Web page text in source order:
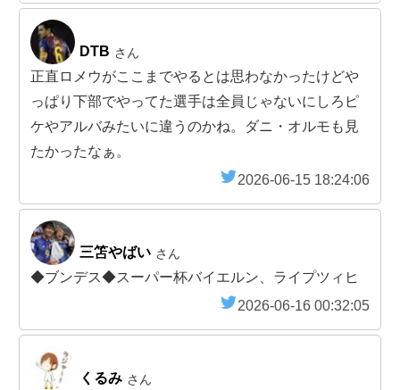
DTB さん
正直ロメウがここまでやるとは思わなかったけどや
っぱり下部でやってた選手は全員じゃないにしろピ
ケやアルバみたいに違うのかね。ダニ・オルモも見
たかったなぁ。
2026-06-15 18:24:06
三笘やばい さん
◆ブンデス◆スーパー杯バイエルン、ライプツィヒ
2026-06-16 00:32:05
くるみ さん